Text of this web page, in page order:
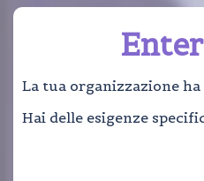
La tua organizzazione
Hai delle esigenze